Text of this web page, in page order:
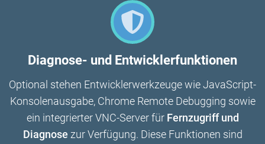
Diagnose- und Entwicklerfunktionen
Optional stehen Entwicklerwerkzeuge wie JavaScript-
Konsolenausgabe, Chrome Remote Debugging sowie
ein integrierter VNC-Server für Fernzugriff und
Diagnose zur Verfügung. Diese Funktionen sind